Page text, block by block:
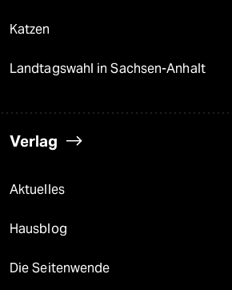
Katzen
Landtagswahl in Sachsen-Anhalt
Verlag
Aktuelles
Hausblog
Die Seitenwende